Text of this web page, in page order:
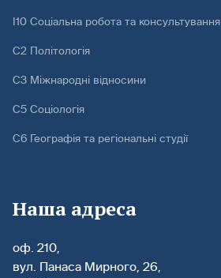
І10 Соціальна робота та консультування
С2 Політологія
С3 Міжнародні відносини
С5 Соціологія
С6 Географія та регіональні студії
Наша адреса
оф. 210,
вул. Панаса Мирного, 26,